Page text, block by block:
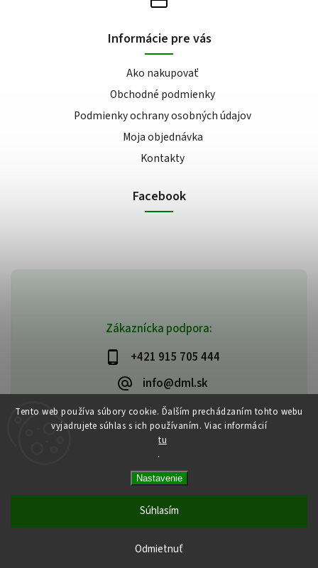
Tento web používa súbory cookie. Ďalším prechádzaním tohto webu
vyjadrujete súhlas s ich používaním. Viac informácií
tu
.
Nastavenie
Odmietnuť
Súhlasím
Zákaznícka podpora:
+421 915 705 444
info@dml.sk
Informácie pre vás
Ako nakupovať
Obchodné podmienky
Podmienky ochrany osobných údajov
Moja objednávka
Kontakty
Facebook
bifeedus | BIO | DIA | BEZLEPKOVÉ POTRAVINY
Shoptet| Design